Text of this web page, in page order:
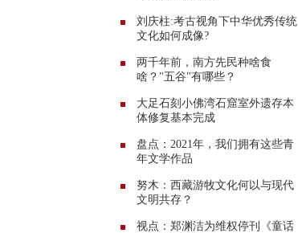
刘庆柱:考古视角下中华优秀传统
文化如何成像?
两千年前，南方先民种啥食
啥？"五谷"有哪些？
大足石刻小佛湾石窟室外遗存本
体修复基本完成
盘点：2021年，我们拥有这些青
年文学作品
努木：西藏游牧文化何以与现代
文明共存？
视点：郑渊洁为维权停刊《童话